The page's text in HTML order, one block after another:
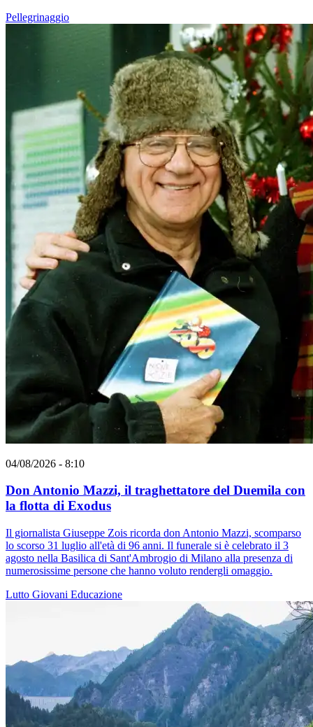
Pellegrinaggio
04/08/2026 - 8:10
Don Antonio Mazzi, il traghettatore del Duemila con
la flotta di Exodus
Il giornalista Giuseppe Zois ricorda don Antonio Mazzi, scomparso
lo scorso 31 luglio all'età di 96 anni. Il funerale si è celebrato il 3
agosto nella Basilica di Sant'Ambrogio di Milano alla presenza di
numerosissime persone che hanno voluto rendergli omaggio.
Lutto Giovani Educazione